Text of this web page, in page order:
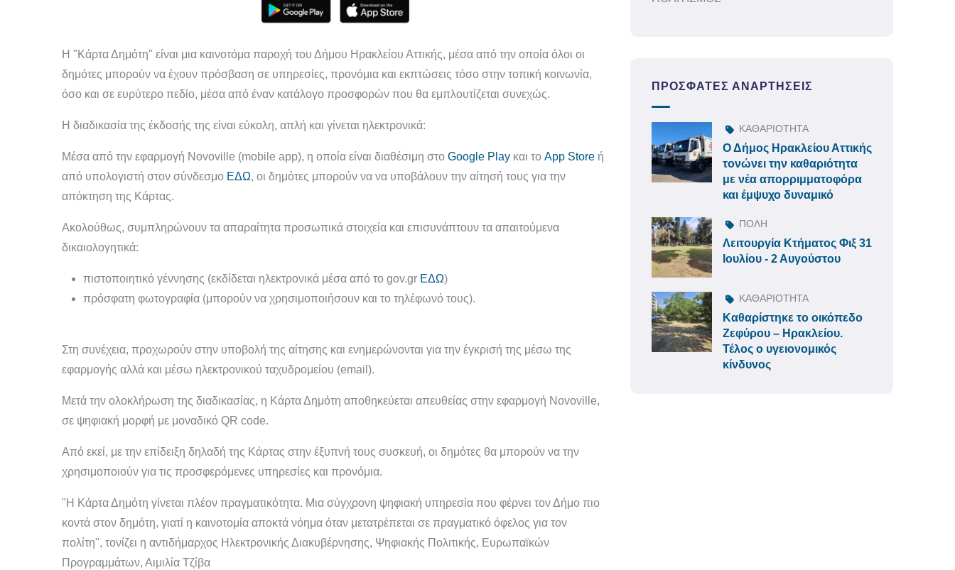
Η "Κάρτα Δημότη" είναι μια καινοτόμα παροχή του Δήμου Ηρακλείου Αττικής, μέσα από την οποία όλοι οι
δημότες μπορούν να έχουν πρόσβαση σε υπηρεσίες, προνόμια και εκπτώσεις τόσο στην τοπική κοινωνία,
όσο και σε ευρύτερο πεδίο, μέσα από έναν κατάλογο προσφορών που θα εμπλουτίζεται συνεχώς.
Η διαδικασία της έκδοσής της είναι εύκολη, απλή και γίνεται ηλεκτρονικά:
Μέσα από την εφαρμογή Novoville (mobile app), η οποία είναι διαθέσιμη στο Google Play και το App Store ή
από υπολογιστή στον σύνδεσμο ΕΔΩ, οι δημότες μπορούν να να υποβάλουν την αίτησή τους για την
απόκτηση της Κάρτας.
Ακολούθως, συμπληρώνουν τα απαραίτητα προσωπικά στοιχεία και επισυνάπτουν τα απαιτούμενα
δικαιολογητικά:
πιστοποιητικό γέννησης (εκδίδεται ηλεκτρονικά μέσα από το gov.gr ΕΔΩ)
πρόσφατη φωτογραφία (μπορούν να χρησιμοποιήσουν και το τηλέφωνό τους).
Στη συνέχεια, προχωρούν στην υποβολή της αίτησης και ενημερώνονται για την έγκρισή της μέσω της
εφαρμογής αλλά και μέσω ηλεκτρονικού ταχυδρομείου (email).
Μετά την ολοκλήρωση της διαδικασίας, η Κάρτα Δημότη αποθηκεύεται απευθείας στην εφαρμογή Novoville,
σε ψηφιακή μορφή με μοναδικό QR code.
Από εκεί, με την επίδειξη δηλαδή της Κάρτας στην έξυπνή τους συσκευή, οι δημότες θα μπορούν να την
χρησιμοποιούν για τις προσφερόμενες υπηρεσίες και προνόμια.
"H Κάρτα Δημότη γίνεται πλέον πραγματικότητα. Μια σύγχρονη ψηφιακή υπηρεσία που φέρνει τον Δήμο πιο
κοντά στον δημότη, γιατί η καινοτομία αποκτά νόημα όταν μετατρέπεται σε πραγματικό όφελος για τον
πολίτη", τονίζει η αντιδήμαρχος Ηλεκτρονικής Διακυβέρνησης, Ψηφιακής Πολιτικής, Ευρωπαϊκών
Προγραμμάτων, Αιμιλία Τζίβα
ΠΡΌΣΦΑΤΕΣ ΑΝΑΡΤΉΣΕΙΣ
ΚΑΘΑΡΙΟΤΗΤΑ
Ο Δήμος Ηρακλείου Αττικής
τονώνει την καθαριότητα
με νέα απορριμματοφόρα
και έμψυχο δυναμικό
ΠΟΛΗ
Λειτουργία Κτήματος Φιξ 31
Ιουλίου - 2 Αυγούστου
ΚΑΘΑΡΙΟΤΗΤΑ
Καθαρίστηκε το οικόπεδο
Ζεφύρου – Ηρακλείου.
Τέλος ο υγειονομικός
κίνδυνος